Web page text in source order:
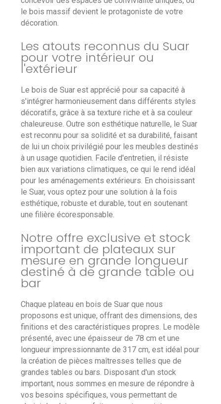
le bois massif devient le protagoniste de votre
décoration.
Les atouts reconnus du Suar
pour votre intérieur ou
l'extérieur
Le bois de Suar est apprécié pour sa capacité à
s'intégrer harmonieusement dans différents styles
décoratifs, grâce à sa texture riche et à sa couleur
chaleureuse. Outre son esthétique naturelle, le Suar
est reconnu pour sa solidité et sa durabilité, faisant
de lui un choix privilégié pour les meubles destinés
à un usage quotidien. Facile d'entretien, il résiste
bien aux variations climatiques, ce qui le rend idéal
pour les aménagements extérieurs. En choisissant
le Suar, vous optez pour une solution à la fois
esthétique, robuste et durable, tout en soutenant
une filière écoresponsable.
Notre offre exclusive et stock
important de plateaux sur
mesure en grande longueur
destiné à de grande table ou
bar
Chaque plateau en bois de Suar que nous
proposons est unique, offrant des dimensions, des
finitions et des caractéristiques propres. Le modèle
présenté, avec une épaisseur de 78 cm et une
longueur impressionnante de 317 cm, est idéal pour
la création de pièces maîtresses telles que de
grandes tables ou bars. Disposant d'un stock
important, nous sommes en mesure de répondre à
vos besoins spécifiques, vous permettant de